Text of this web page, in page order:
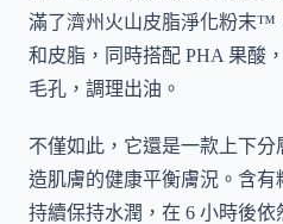
滿了濟州火山皮脂淨化粉末™
和皮脂，同時搭配 PHA 果酸
毛孔，調理出油。
不僅如此，它還是一款上下
造肌膚的健康平衡膚況。含
持續保持水潤，在 6 小時後